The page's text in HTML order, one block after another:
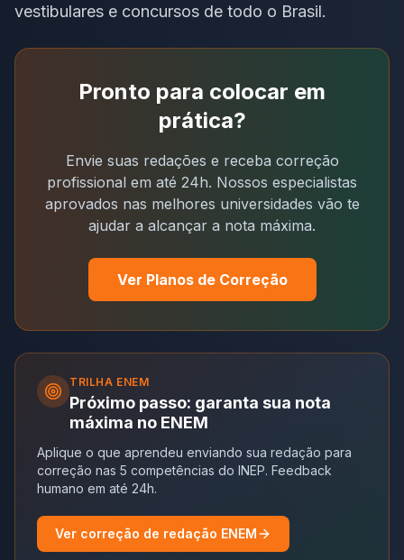
vestibulares e concursos de todo o Brasil.
Pronto para colocar em
prática?
Envie suas redações e receba correção
profissional em até 24h. Nossos especialistas
aprovados nas melhores universidades vão te
ajudar a alcançar a nota máxima.
Ver Planos de Correção
TRILHA ENEM
Próximo passo: garanta sua nota
máxima no ENEM
Aplique o que aprendeu enviando sua redação para
correção nas 5 competências do INEP. Feedback
humano em até 24h.
Ver correção de redação ENEM